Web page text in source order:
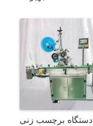
دستگاه برچسب زنی